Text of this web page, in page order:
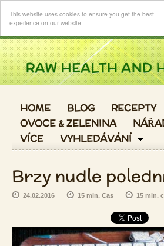
This website uses cookies to ensure you get the best
experience on our website
HOME BLOG
RECEPTY
OVOCE & ZELENINA
VÍCE
VYHLEDÁVÁNÍ
Brzy nudle
24.02.2016 15 min. Cas 15 min.